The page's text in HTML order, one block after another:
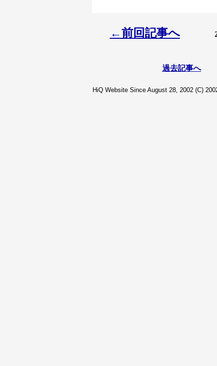
←前回記事へ
過去記事へ
HiQ Website Since August 28, 2002 (C)